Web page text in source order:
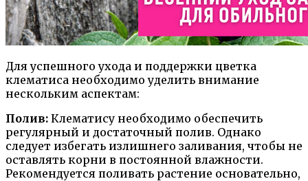
Для успешного ухода и поддержки цветка
клематиса необходимо уделить внимание
нескольким аспектам:
Полив: Клематису необходимо обеспечить
регулярный и достаточный полив. Однако
следует избегать излишнего заливания, чтобы не
оставлять корни в постоянной влажности.
Рекомендуется поливать растение основательно,